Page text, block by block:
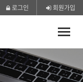
로그인 회원가입
Toggle